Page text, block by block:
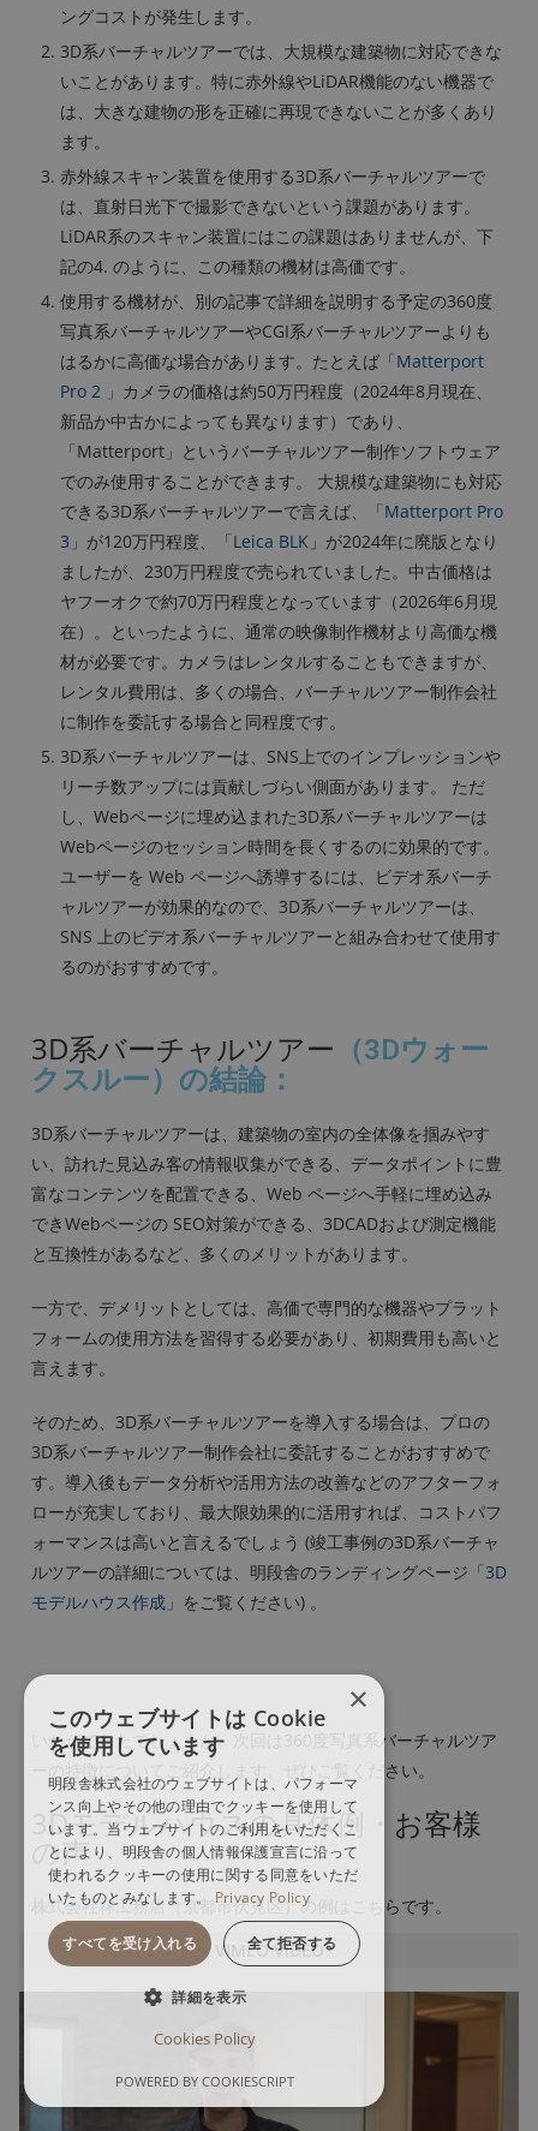
ングコストが発生します。
3D系バーチャルツアーでは、大規模な建築物に対応できな
いことがあります。特に赤外線やLiDAR機能のない機器で
は、大きな建物の形を正確に再現できないことが多くあり
ます。
赤外線スキャン装置を使用する3D系バーチャルツアーで
は、直射日光下で撮影できないという課題があります。
LiDAR系のスキャン装置にはこの課題はありませんが、下
記の4. のように、この種類の機材は高価です。
使用する機材が、別の記事で詳細を説明する予定の360度
写真系バーチャルツアーやCGI系バーチャルツアーよりも
はるかに高価な場合があります。たとえば「Matterport
Pro 2 」カメラの価格は約50万円程度（2024年8月現在、
新品か中古かによっても異なります）であり、
「Matterport」というバーチャルツアー制作ソフトウェア
でのみ使用することができます。 大規模な建築物にも対応
できる3D系バーチャルツアーで言えば、「Matterport Pro
3 」が120万円程度、「Leica BLK 」が2024年に廃版となり
ましたが、230万円程度で売られていました。中古価格は
ヤフーオクで約70万円程度となっています（2026年6月現
在）。といったように、通常の映像制作機材より高価な機
材が必要です。カメラはレンタルすることもできますが、
レンタル費用は、多くの場合、バーチャルツアー制作会社
に制作を委託する場合と同程度です。
3D系バーチャルツアーは、SNS上でのインプレッションや
リーチ数アップには貢献しづらい側面があります。 ただ
し、Webページに埋め込まれた3D系バーチャルツアーは
Webページのセッション時間を長くするのに効果的です。
ユーザーを Web ページへ誘導するには、ビデオ系バーチ
ャルツアーが効果的なので、3D系バーチャルツアーは、
SNS 上のビデオ系バーチャルツアーと組み合わせて使用す
るのがおすすめです。
3D系バーチャルツアー （3Dウォー
クスルー） の結論：
3D系バーチャルツアーは、建築物の室内の全体像を掴みやす
い、訪れた見込み客の情報収集ができる、データポイントに豊
富なコンテンツを配置できる、Web ページへ手軽に埋め込み
できWebページの SEO対策ができる、3DCADおよび測定機能
と互換性があるなど、多くのメリットがあります。
一方で、デメリットとしては、高価で専門的な機器やプラット
フォームの使用方法を習得する必要があり、初期費用も高いと
言えます。
そのため、3D系バーチャルツアーを導入する場合は、プロの
3D系バーチャルツアー制作会社に委託することがおすすめで
す。導入後もデータ分析や活用方法の改善などのアフターフォ
ローが充実しており、最大限効果的に活用すれば、コストパフ
ォーマンスは高いと言えるでしょう (竣工事例の3D系バーチャ
ルツアーの詳細については、明段舎のランディングページ「3D
モデルハウス作成 」をご覧ください) 。
いかがでしたでしょうか。次回は360度写真系バーチャルツア
ーの特徴についてご紹介します。ぜひご覧ください。
3Dモデルハウスの具体例・お客様
の声
株式会社林工務店 （京都市伏見区）の例はこちらです。
VIMEO VIDEO
×
このウェブサイトは Cookie
を使用しています
明段舎株式会社のウェブサイトは、パフォーマ
ンス向上やその他の理由でクッキーを使用して
います。当ウェブサイトのご利用をいただくこ
とにより、明段舎の個人情報保護宣言に沿って
使われるクッキーの使用に関する同意をいただ
いたものとみなします。 Privacy Policy
すべてを受け入れる 全て拒否する
詳細を表示
Cookies Policy
POWERED BY COOKIESCRIPT